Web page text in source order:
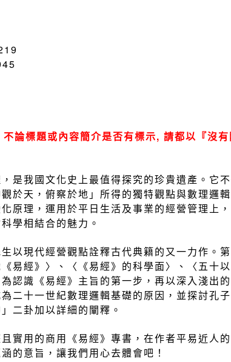
論標題或內容簡介是否有標示, 請都以『沒
是我國文化史上最值得探究的珍貴遺產。它
於天，俯察於地」所得的獨特觀點與數理邏
原理，運用於平日生活及事業的經營管理上
學相結合的魅力。
以現代經營觀點詮釋古代典籍的又一力作。
易經》〉、〈《易經》的科學面〉、〈五十
認識《易經》主旨的第一步，再以深入淺出
二十一世紀數理邏輯基礎的原因，並探討孔
二卦加以詳細的闡釋。
實用的商用《易經》專書，在作者平易近人
的意旨，讓我們用心去體會吧！